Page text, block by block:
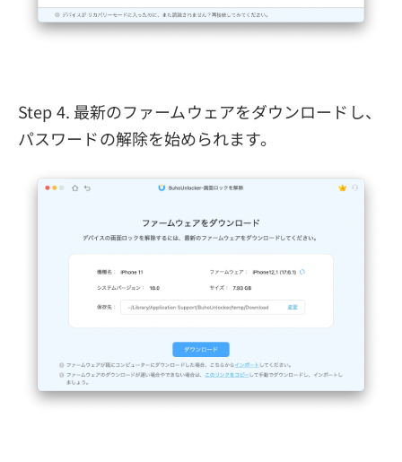
Step 4. 最新のファームウェアをダウンロードし、
パスワードの解除を始められます。